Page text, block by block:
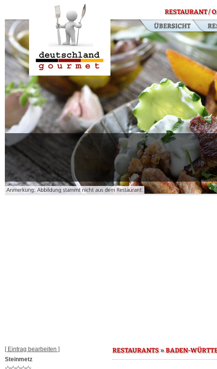
RESTAURANT /
[ Eintrag bearbeiten ]
Steinmetz
RESTAURANTS»BADEN-